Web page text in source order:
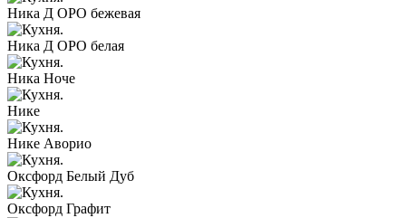
Ника Д ОРО бежевая
Ника Д ОРО белая
Ника Ноче
Нике
Нике Аворио
Оксфорд Белый Дуб
Оксфорд Графит